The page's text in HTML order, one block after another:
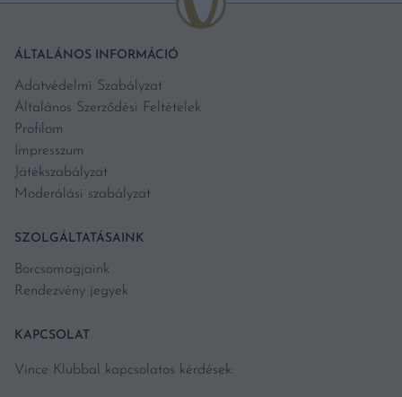
ÁLTALÁNOS INFORMÁCIÓ
Adatvédelmi Szabályzat
Általános Szerződési Feltételek
Profilom
Impresszum
Játékszabályzat
Moderálási szabályzat
SZOLGÁLTATÁSAINK
Borcsomagjaink
Rendezvény jegyek
KAPCSOLAT
Vince Klubbal kapcsolatos kérdések: